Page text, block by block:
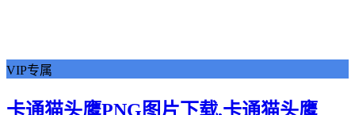
VIP专属
卡通猫头鹰PNG图片下载,卡通猫头鹰